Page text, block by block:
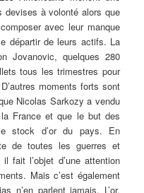
devises à volonté alors que
avec leur manque
départir de leurs actifs. La
Jovanovic, quelques 280
tous les trimestres pour
moments forts sont
Nicolas Sarkozy a vendu
France et que le but des
stock d’or du pays. En
de toutes les guerres et
fait l’objet d’une attention
Mais c’est également
n’en parlent jamais. L’or,